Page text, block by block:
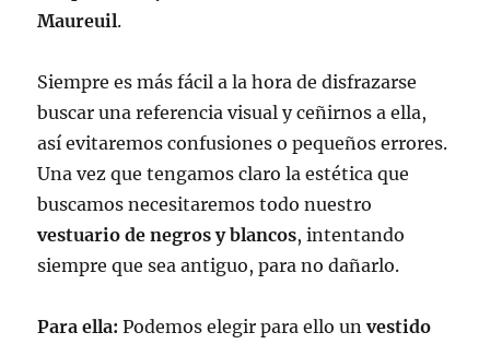
Maureuil.
Siempre es más fácil a la hora de disfrazarse
buscar una referencia visual y ceñirnos a ella,
así evitaremos confusiones o pequeños errores.
Una vez que tengamos claro la estética que
buscamos necesitaremos todo nuestro
vestuario de negros y blancos, intentando
siempre que sea antiguo, para no dañarlo.
Para ella:Podemos elegir para ello unvestido